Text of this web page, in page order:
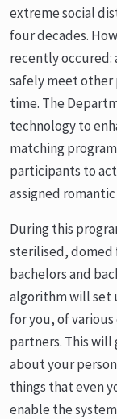
extreme social
four decades.
recently
safely meet
time. The
technology to
matching
participants to
assigned
During this
sterilised,
bachelors and
algorithm will set
for you, of
partners. This
about your
things that even
enable the